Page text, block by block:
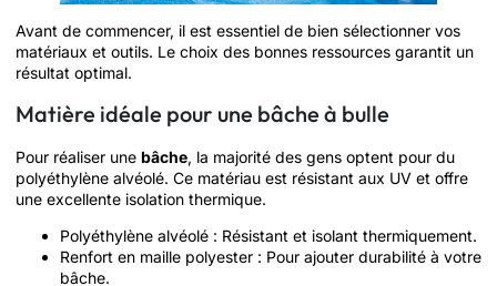
Avant de commencer, il est essentiel de bien sélectionner vos
matériaux et outils. Le choix des bonnes ressources garantit un
résultat optimal.
Matière idéale pour une bâche à bulle
Pour réaliser une bâche, la majorité des gens optent pour du
polyéthylène alvéolé. Ce matériau est résistant aux UV et offre
une excellente isolation thermique.
Polyéthylène alvéolé : Résistant et isolant thermiquement.
Renfort en maille polyester : Pour ajouter durabilité à votre
bâche.